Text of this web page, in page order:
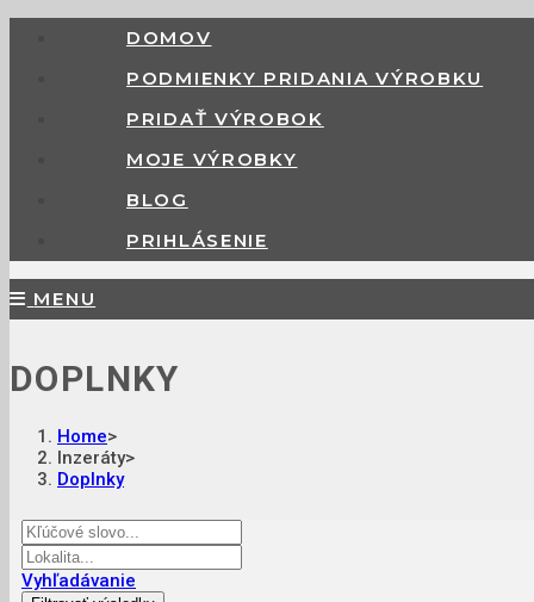
DOMOV
PODMIENKY PRIDANIA VÝROBKU
PRIDAŤ VÝROBOK
MOJE VÝROBKY
BLOG
PRIHLÁSENIE
MENU
DOPLNKY
Home>
Inzeráty>
Doplnky
Vyhľadávanie